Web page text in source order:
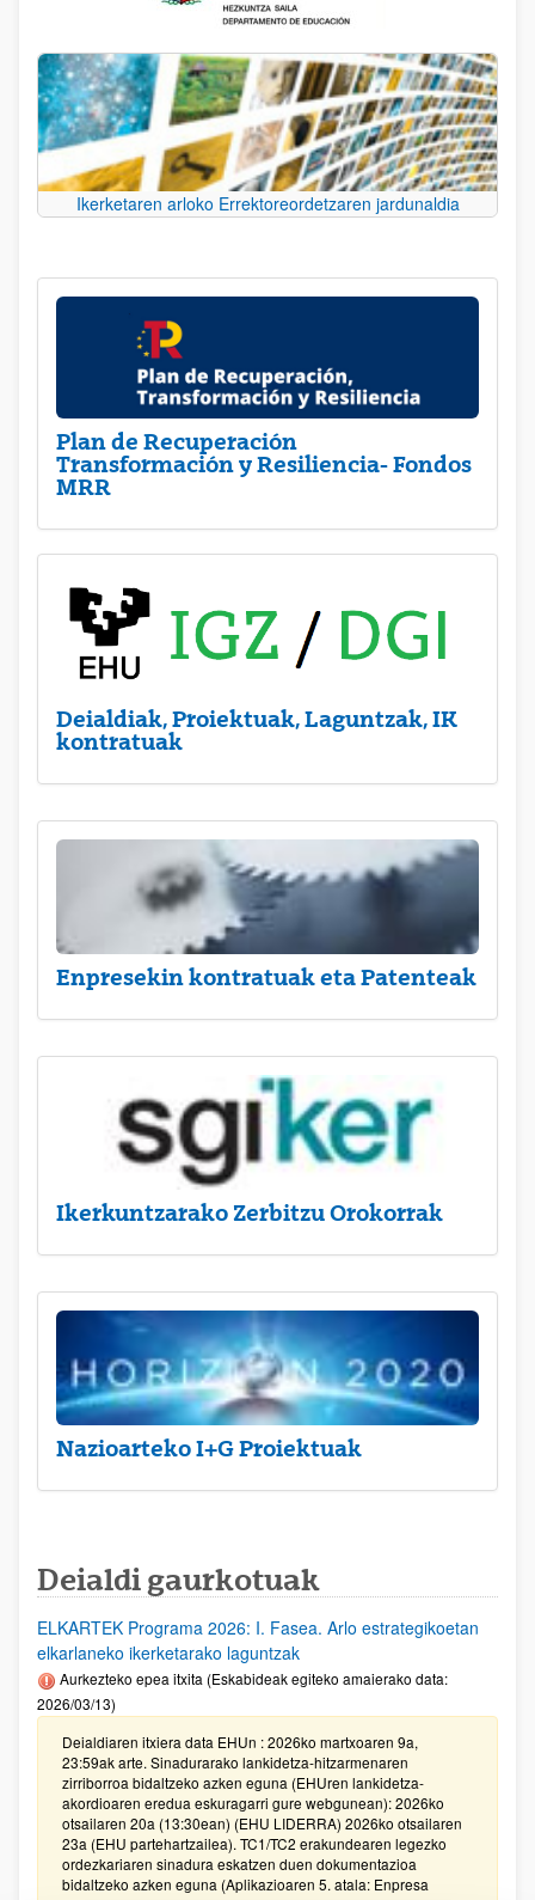
Ikerketaren arloko Errektoreordetzaren jardunaldia
Plan de Recuperación
Transformación y Resiliencia- Fondos
MRR
Deialdiak, Proiektuak, Laguntzak, IK
kontratuak
Enpresekin kontratuak eta Patenteak
Ikerkuntzarako Zerbitzu Orokorrak
Nazioarteko I+G Proiektuak
Deialdi gaurkotuak
ELKARTEK Programa 2026: I. Fasea. Arlo estrategikoetan
elkarlaneko ikerketarako laguntzak
Aurkezteko epea itxita (Eskabideak egiteko amaierako data:
2026/03/13)
Deialdiaren itxiera data EHUn : 2026ko martxoaren 9a,
23:59ak arte. Sinadurarako lankidetza-hitzarmenaren
zirriborroa bidaltzeko azken eguna (EHUren lankidetza-
akordioaren eredua eskuragarri gure webgunean): 2026ko
otsailaren 20a (13:30ean) (EHU LIDERRA) 2026ko otsailaren
23a (EHU partehartzailea). TC1/TC2 erakundearen legezko
ordezkariaren sinadura eskatzen duen dokumentazioa
bidaltzeko azken eguna (Aplikazioaren 5. atala: Enpresa